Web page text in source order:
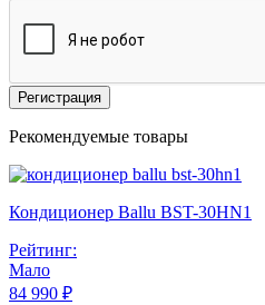
Регистрация
Рекомендуемые товары
Кондиционер Ballu BST-30HN1
Рейтинг:
Мало
84 990 ₽